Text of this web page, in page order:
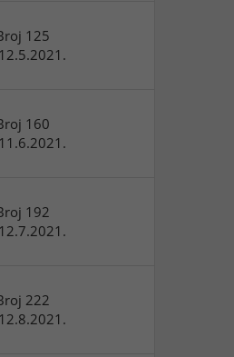
125
160
192
222